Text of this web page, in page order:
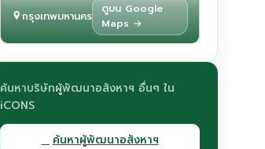
กรุงเทพมหานคร
ดูบน Google
Maps →
ค้นหาบริษัทผู้พัฒนาอสังหาฯ อื่นๆ ใน
iCONS
ค้นหาผู้พัฒนาอสังหาฯ